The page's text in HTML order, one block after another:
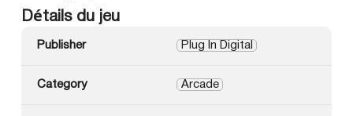
Détails du jeu
Publisher Plug In Digital
Category Arcade